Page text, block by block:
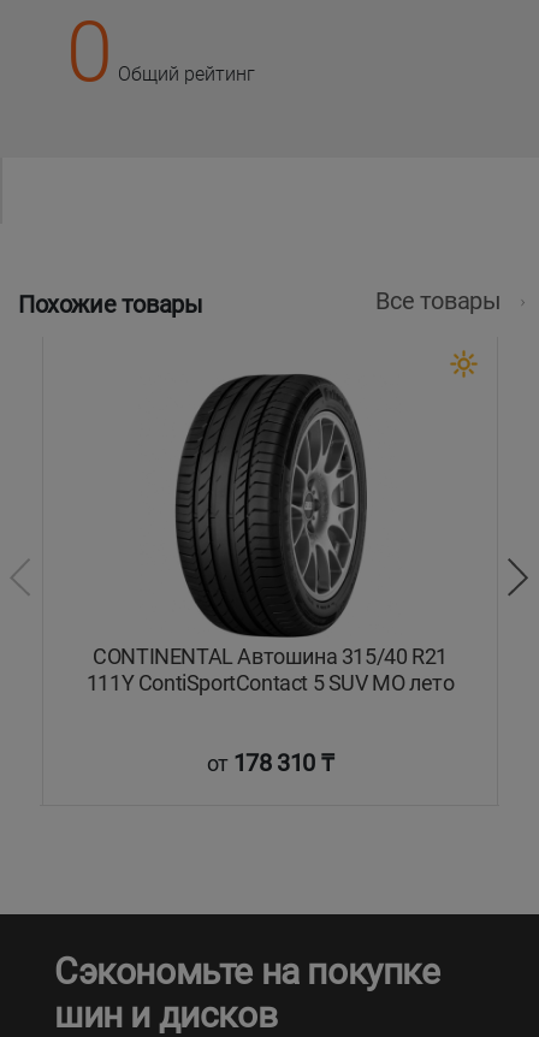
0 Общий рейтинг
Похожие товары Все товары
CONTINENTAL Автошина 315/40 R21
111Y ContiSportContact 5 SUV MO лето
от 178 310 ₸
Сэкономьте на покупке
шин и дисков